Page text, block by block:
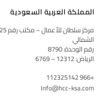
المملكة العربية السعودية
الشمالي
رقم الوحدة: 8790
الرياض: 12312 – 6769
+966 112325142
Info@hcc-ksa.com